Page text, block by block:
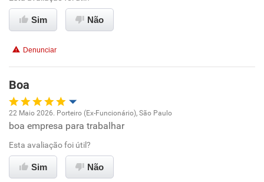
Ambiente de trabalho
Benefícios
Recomenda esta empresa
Recomenda a diretoria
Sim Não
Denunciar
Boa
Oportunidade de promoção
Ambiente de trabalho
22 Maio 2026. Porteiro (Ex-Funcionário), São Paulo
boa empresa para trabalhar
Esta avaliação foi útil?
Sim Não